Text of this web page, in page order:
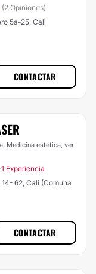
(2 Opiniones)
5a-25, Cali
CONTACTAR
Medicina estética, ver
·1 Experiencia
62, Cali (Comuna
CONTACTAR